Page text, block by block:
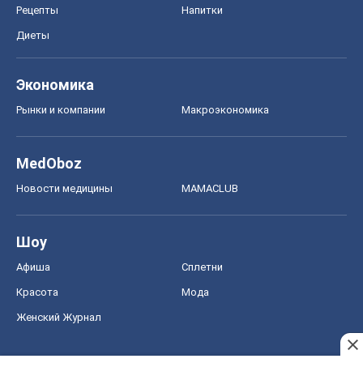
Рецепты Напитки
Диеты
Экономика
Рынки и компании Mакроэкономика
MedOboz
Новости медицины MAMACLUB
Шоу
Афиша Сплетни
Красота Мода
Женский Журнал